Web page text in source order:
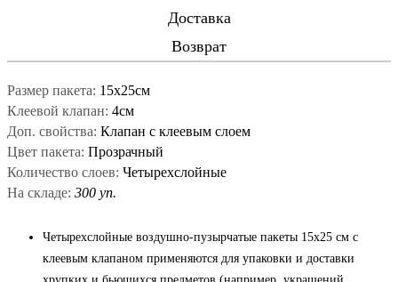
Доставка
Возврат
Размер пакета: 15x25см
Клеевой клапан: 4см
Доп. свойства: Клапан с клеевым слоем
Цвет пакета: Прозрачный
Количество слоев: Четырехслойные
На складе: 300 уп.
Четырехслойные воздушно-пузырчатые пакеты 15x25 см с
клеевым клапаном применяются для упаковки и доставки